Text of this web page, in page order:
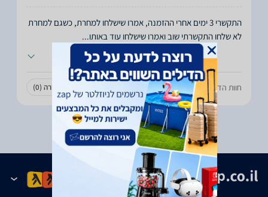
התקשרי 3 ימים אחרי ההזמנה, אמרו שישלחו למחרת, כשגם למחרת
לא שלחו התקשרתי שוב ואמרו שישלחו עוד באותו...
חוות הדעת עזרה לכם? לא עזרה (0)